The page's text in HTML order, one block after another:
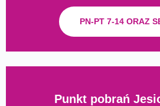
PN-PT 7-14 ORAZ
Punkt pobrań